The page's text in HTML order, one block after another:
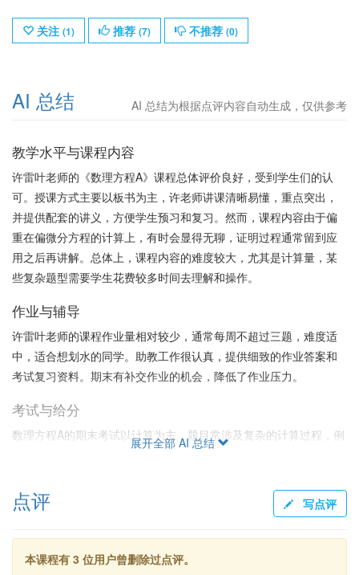
关注 (1) 推荐 (7) 不推荐 (0)
AI 总结 AI 总结为根据点评内容自动生成，仅供参考
教学水平与课程内容
许雷叶老师的《数理方程A》课程总体评价良好，受到学生们的认
可。授课方式主要以板书为主，许老师讲课清晰易懂，重点突出，
并提供配套的讲义，方便学生预习和复习。然而，课程内容由于偏
重在偏微分方程的计算上，有时会显得无聊，证明过程通常留到应
用之后再讲解。总体上，课程内容的难度较大，尤其是计算量，某
些复杂题型需要学生花费较多时间去理解和操作。
作业与辅导
许雷叶老师的课程作业量相对较少，通常每周不超过三题，难度适
中，适合想划水的同学。助教工作很认真，提供细致的作业答案和
考试复习资料。期末有补交作业的机会，降低了作业压力。
考试与给分
数理方程A的期末考试以计算为主，题目常涉及复杂的计算过程，例
交白卷，通常都能获得不错的成绩。最后给分遵循平时成绩与期末
成绩35%：65%的比例，许老师称没有调分，课程组要求一致。
展开全部 AI 总结
点评 写点评
本课程有 3 位用户曾删除过点评。